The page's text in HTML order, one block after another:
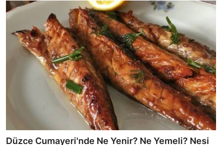
Düzce Cumayeri'nde Ne Yenir? Ne Yemeli? Nesi